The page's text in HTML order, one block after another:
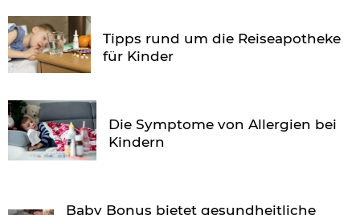
Tipps rund um die Reiseapotheke
für Kinder
Die Symptome von Allergien bei
Kindern
Baby Bonus bietet gesundheitliche